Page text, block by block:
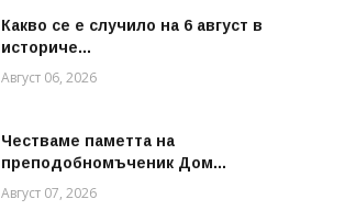
Какво се е случило на 6 август в
историче...
Август 06, 2026
Честваме паметта на
преподобномъченик Дом...
Август 07, 2026